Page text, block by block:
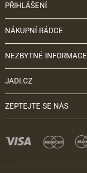
PŘIHLÁŠENÍ
NÁKUPNÍ RÁDCE
NEZBYTNÉ INFORMACE
JADI.CZ
ZEPTEJTE SE NÁS